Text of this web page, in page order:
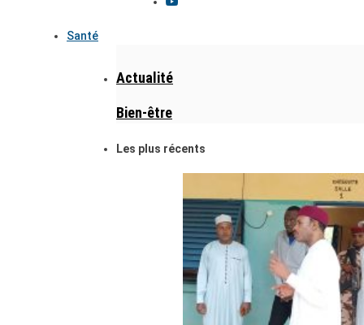
Santé
Actualité
Bien-être
Les plus récents